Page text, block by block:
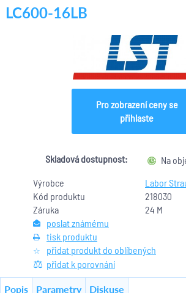
LC600-16LB
Výrobce
Labor
Kód produktu
218030
Záruka
24 M
poslat známému
tisk produktu
přidat produkt do oblíbených
přidat k porovnání
Pro zobrazení ceny se
přihlaste
Skladová dostupnost: Na
Popis Parametry Diskuse